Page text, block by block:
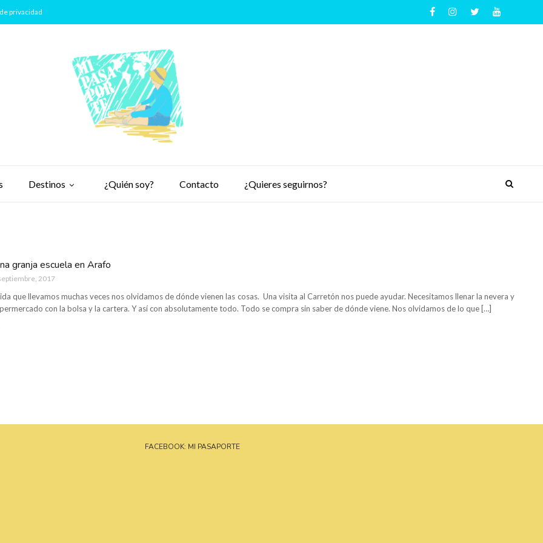
Destinos ¿Quién soy? Contacto ¿Quieres seguirnos?
privacidad
granja escuela en Arafo
2017
que llevamos muchas veces nos olvidamos de dónde vienen las cosas. Una visita al Carretón nos puede ayudar. Necesitamos llenar la nevera y
con la bolsa y la cartera. Y así con absolutamente todo. Todo se compra sin saber de dónde viene. Nos olvidamos de lo que […]
FACEBOOK: MI PASAPORTE